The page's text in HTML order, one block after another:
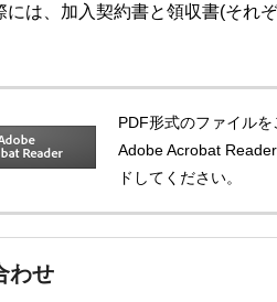
には、加入契約書と領収書(それ
PDF形式のファイル
Adobe Acrobat
ドしてください。
わせ